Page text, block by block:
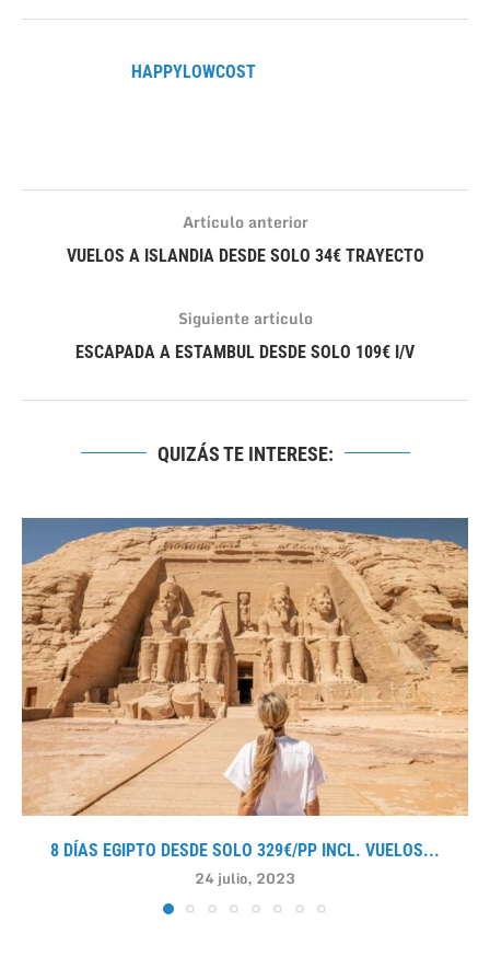
HAPPYLOWCOST
Artículo anterior
VUELOS A ISLANDIA DESDE SOLO 34€ TRAYECTO
Siguiente artículo
ESCAPADA A ESTAMBUL DESDE SOLO 109€ I/V
QUIZÁS TE INTERESE:
8 DÍAS EGIPTO DESDE SOLO 329€/PP INCL. VUELOS...
24 julio, 2023